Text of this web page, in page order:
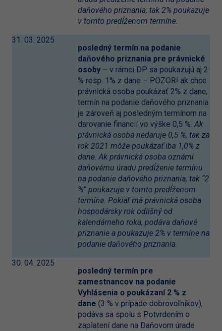
daňového priznania, tak 2% poukazuje
v tomto predĺženom termíne.
31. 03. 2025
posledný termín na podanie
daňového priznania pre právnické
osoby – v rámci DP sa poukazujú aj 2
% resp. 1% z dane – POZOR! ak chce
právnická osoba poukázať 2% z dane,
termín na podanie daňového priznania
je zároveň aj posledným termínom na
darovanie financií vo výške 0,5 %.Ak
právnická osoba nedaruje 0,5 %, tak za
rok 2021 môže poukázať iba 1,0% z
dane. Ak právnická osoba oznámi
daňovému úradu predĺženie termínu
na podanie daňového priznania, tak “2
%” poukazuje v tomto predĺženom
termíne. Pokiaľ má právnická osoba
hospodársky rok odlišný od
kalendárneho roka, podáva daňové
priznanie a poukazuje 2% v termíne na
podanie daňového priznania.
30. 04. 2025
posledný termín pre
zamestnancov na podanie
Vyhlásenia o poukázaní 2 % z
dane (3 % v prípade dobrovoľníkov),
podáva sa spolu s Potvrdením o
zaplatení dane na Daňovom úrade